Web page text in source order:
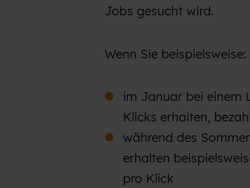
Jobs gesucht wird.
Wenn Sie beispielsweise:
im Januar bei einem
Klicks erhalten,
während des
erhalten
pro Klick